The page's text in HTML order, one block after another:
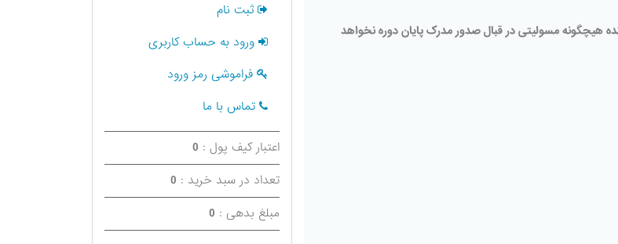
هیچگونه مسولیتی در قبال صدور مدرک پایان دوره نخواهد
ثبت نام
ورود به حساب کاربری
فراموشی رمز ورود
تماس با ما
اعتبار کیف پول : 0
تعداد در سبد خرید : 0
مبلغ بدهی : 0